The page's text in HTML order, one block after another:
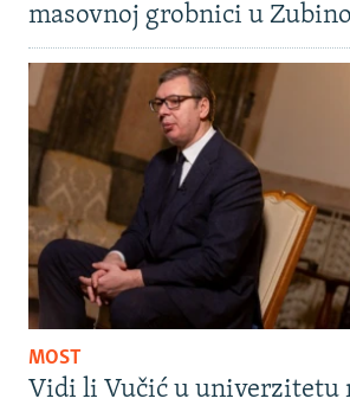
masovnoj grobnici u
MOST
Vidi li Vučić u univerzitetu